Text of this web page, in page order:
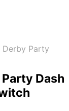
Derby Party
Dash